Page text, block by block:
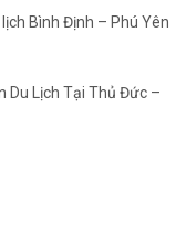
Bình Định – Phú Yên
Du Lịch Tại Thủ Đức –